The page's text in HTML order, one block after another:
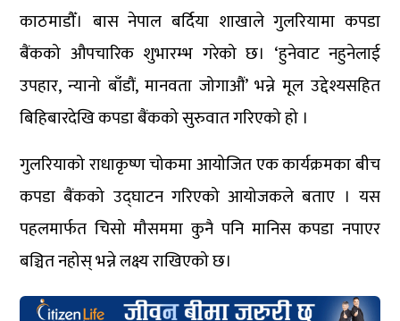
काठमाडौँ। बास नेपाल बर्दिया शाखाले गुलरियामा कपडा
बैंकको औपचारिक शुभारम्भ गरेको छ। ‘हुनेवाट नहुनेलाई
उपहार, न्यानो बाँडौं, मानवता जोगाऔं’ भन्ने मूल उद्देश्यसहित
बिहिबारदेखि कपडा बैंकको सुरुवात गरिएको हो ।
गुलरियाको राधाकृष्ण चोकमा आयोजित एक कार्यक्रमका बीच
कपडा बैंकको उद्घाटन गरिएको आयोजकले बताए । यस
पहलमार्फत चिसो मौसममा कुनै पनि मानिस कपडा नपाएर
बञ्चित नहोस् भन्ने लक्ष्य राखिएको छ।